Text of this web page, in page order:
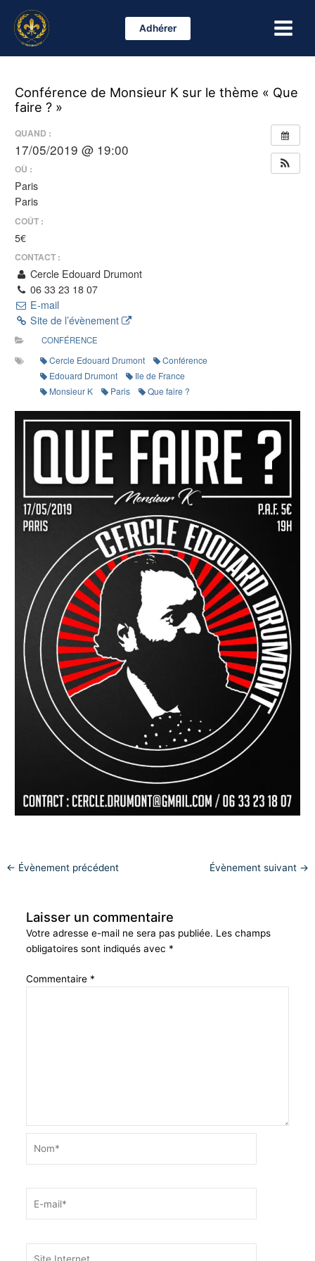
contenu
Adhérer
Menu
Conférence de Monsieur K sur le thème « Que
faire ? »
QUAND :
17/05/2019 @ 19:00
OÙ :
Paris
Paris
COÛT :
5€
CONTACT :
Cercle Edouard Drumont
06 33 23 18 07
E-mail
Site de l’évènement
CONFÉRENCE
Cercle Edouard Drumont
Conférence
Edouard Drumont
Ile de France
Monsieur K
Paris Que faire ?
← Évènement précédent Évènement suivant →
Laisser un commentaire
Votre adresse e-mail ne sera pas publiée. Les champs
obligatoires sont indiqués avec *
Commentaire *
mail*